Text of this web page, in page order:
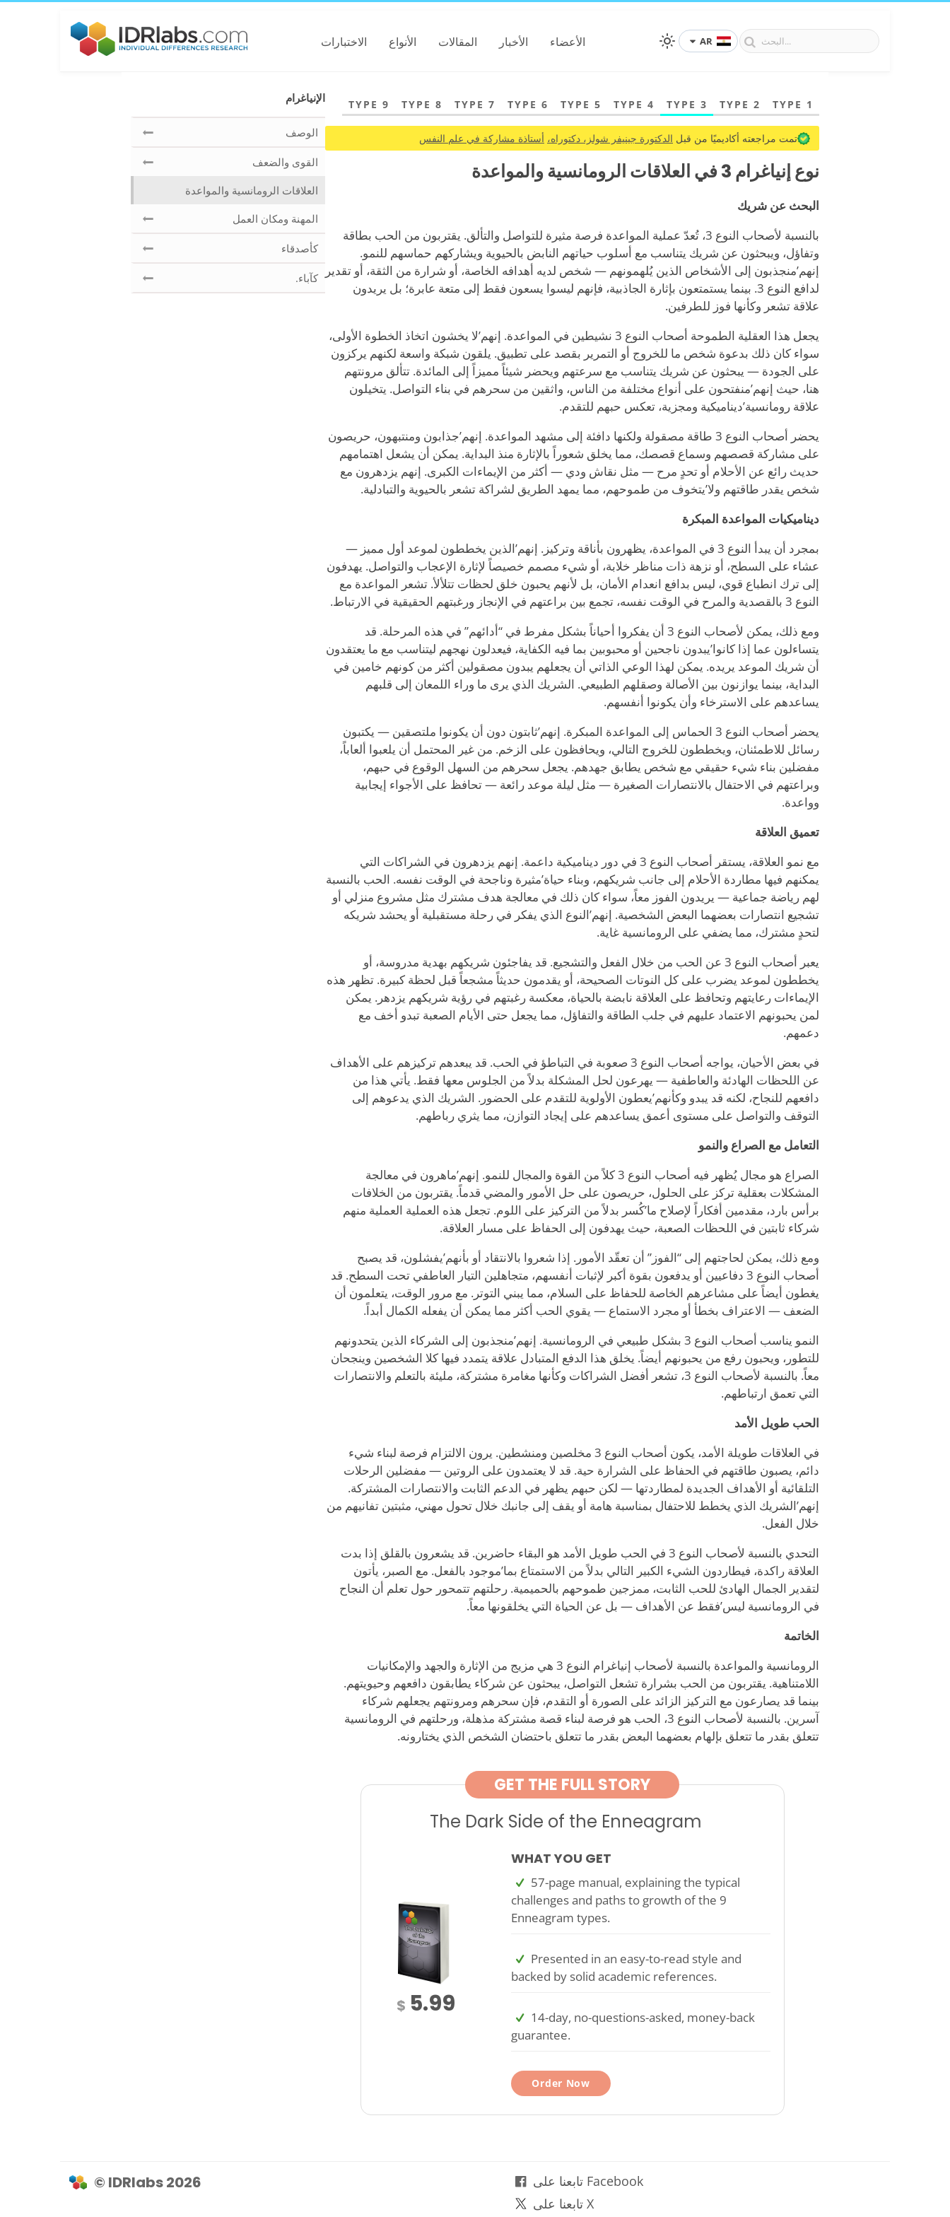
الاختبارات الأنواع المقالات الأخبار الأعضاء AR
الإنياغرام
الوصف
القوى والضعف
العلاقات الرومانسية والمواعدة
المهنة ومكان العمل
كأصدقاء
كآباء.
TYPE 1
TYPE 2
TYPE 3
TYPE 4
TYPE 5
TYPE 6
TYPE 7
TYPE 8
TYPE 9
تمت مراجعته أكاديميًا من قبل الدكتورة جينيفر شولز، دكتوراه، أستاذة مشاركة في علم النفس
نوع إنياغرام 3 في العلاقات الرومانسية والمواعدة
البحث عن شريك
بالنسبة لأصحاب النوع 3، تُعدّ عملية المواعدة فرصة مثيرة للتواصل والتألق. يقتربون من الحب بطاقة
وتفاؤل، ويبحثون عن شريك يتناسب مع أسلوب حياتهم النابض بالحيوية ويشاركهم حماسهم للنمو.
إنهم’منجذبون إلى الأشخاص الذين يُلهمونهم — شخص لديه أهدافه الخاصة، أو شرارة من الثقة، أو تقدير
لدافع النوع 3. بينما يستمتعون بإثارة الجاذبية، فإنهم ليسوا يسعون فقط إلى متعة عابرة؛ بل يريدون
علاقة تشعر وكأنها فوز للطرفين.
يجعل هذا العقلية الطموحة أصحاب النوع 3 نشيطين في المواعدة. إنهم
’لا يخشون اتخاذ الخطوة الأولى،
سواء كان ذلك بدعوة شخص ما للخروج أو التمرير بقصد على تطبيق. يلقون شبكة واسعة لكنهم يركزون
على الجودة — يبحثون عن شريك يتناسب مع سرعتهم ويحضر شيئاً مميزاً إلى المائدة. تتألق مرونتهم
هنا، حيث إنهم’منفتحون على أنواع مختلفة من الناس، واثقين من سحرهم في بناء التواصل. يتخيلون
علاقة رومانسية’ديناميكية ومجزية، تعكس حبهم للتقدم.
يحضر أصحاب النوع 3 طاقة مصقولة ولكنها دافئة إلى مشهد المواعدة. إنهم
’جذابون ومنتبهون، حريصون
على مشاركة قصصهم وسماع قصصك، مما يخلق شعوراً بالإثارة منذ البداية. يمكن أن يشعل اهتمامهم
حديث رائع عن الأحلام أو تحدٍ مرح — مثل نقاش ودي — أكثر من الإيماءات الكبرى. إنهم يزدهرون مع
شخص يقدر طاقتهم ولا’يتخوف من طموحهم، مما يمهد الطريق لشراكة تشعر بالحيوية والتبادلية.
ديناميكيات المواعدة المبكرة
بمجرد أن يبدأ النوع 3 في المواعدة، يظهرون بأناقة وتركيز. إنهم
’الذين يخططون لموعد أول مميز —
عشاء على السطح، أو نزهة ذات مناظر خلابة، أو شيء مصمم خصيصاً لإثارة الإعجاب والتواصل. يهدفون
إلى ترك انطباع قوي، ليس بدافع انعدام الأمان، بل لأنهم يحبون خلق لحظات تتلألأ. تشعر المواعدة مع
النوع 3 بالقصدية والمرح في الوقت نفسه، تجمع بين براعتهم في الإنجاز ورغبتهم الحقيقية في الارتباط.
ومع ذلك، يمكن لأصحاب النوع 3 أن يفكروا أحياناً بشكل مفرط في
“أدائهم” في هذه المرحلة. قد
يتساءلون عما إذا كانوا’يبدون ناجحين أو محبوبين بما فيه الكفاية، فيعدلون نهجهم ليتناسب مع ما يعتقدون
أن شريك الموعد يريده. يمكن لهذا الوعي الذاتي أن يجعلهم يبدون مصقولين أكثر من كونهم خامين في
البداية، بينما يوازنون بين الأصالة وصقلهم الطبيعي. الشريك الذي يرى ما وراء اللمعان إلى قلبهم
يساعدهم على الاسترخاء وأن يكونوا أنفسهم.
يحضر أصحاب النوع 3 الحماس إلى المواعدة المبكرة. إنهم
’ثابتون دون أن يكونوا ملتصقين — يكتبون
رسائل للاطمئنان، ويخططون للخروج التالي، ويحافظون على الزخم. من غير المحتمل أن يلعبوا ألعاباً،
مفضلين بناء شيء حقيقي مع شخص يطابق جهدهم. يجعل سحرهم من السهل الوقوع في حبهم،
وبراعتهم في الاحتفال بالانتصارات الصغيرة — مثل ليلة موعد رائعة — تحافظ على الأجواء إيجابية
وواعدة.
تعميق العلاقة
مع نمو العلاقة، يستقر أصحاب النوع 3 في دور ديناميكية داعمة. إنهم يزدهرون في الشراكات التي
يمكنهم فيها مطاردة الأحلام إلى جانب شريكهم، وبناء حياة’مثيرة وناجحة في الوقت نفسه. الحب بالنسبة
لهم رياضة جماعية — يريدون الفوز معاً، سواء كان ذلك في معالجة هدف مشترك مثل مشروع منزلي أو
تشجيع انتصارات بعضهما البعض الشخصية. إنهم’النوع الذي يفكر في رحلة مستقبلية أو يحشد شريكه
لتحدٍ مشترك، مما يضفي على الرومانسية غاية.
يعبر أصحاب النوع 3 عن الحب من خلال الفعل والتشجيع. قد يفاجئون شريكهم بهدية مدروسة، أو
يخططون لموعد يضرب على كل النوتات الصحيحة، أو يقدمون حديثاً مشجعاً قبل لحظة كبيرة. تظهر هذه
الإيماءات رعايتهم وتحافظ على العلاقة نابضة بالحياة، معكسة رغبتهم في رؤية شريكهم يزدهر. يمكن
لمن يحبونهم الاعتماد عليهم في جلب الطاقة والتفاؤل، مما يجعل حتى الأيام الصعبة تبدو أخف مع
دعمهم.
في بعض الأحيان، يواجه أصحاب النوع 3 صعوبة في التباطؤ في الحب. قد يبعدهم تركيزهم على الأهداف
عن اللحظات الهادئة والعاطفية — يهرعون لحل المشكلة بدلاً من الجلوس معها فقط. يأتي هذا من
دافعهم للنجاح، لكنه قد يبدو وكأنهم’يعطون الأولوية للتقدم على الحضور. الشريك الذي يدعوهم إلى
التوقف والتواصل على مستوى أعمق يساعدهم على إيجاد التوازن، مما يثري رباطهم.
التعامل مع الصراع والنمو
الصراع هو مجال يُظهر فيه أصحاب النوع 3 كلاً من القوة والمجال للنمو. إنهم
’ماهرون في معالجة
المشكلات بعقلية تركز على الحلول، حريصون على حل الأمور والمضي قدماً. يقتربون من الخلافات
برأس بارد، مقدمين أفكاراً لإصلاح ما’كُسر بدلاً من التركيز على اللوم. تجعل هذه العملية العملية منهم
شركاء ثابتين في اللحظات الصعبة، حيث يهدفون إلى الحفاظ على مسار العلاقة.
ومع ذلك، يمكن لحاجتهم إلى “الفوز” أن تعقّد الأمور. إذا شعروا بالانتقاد أو بأنهم’يفشلون، قد يصبح
أصحاب النوع 3 دفاعيين أو يدفعون بقوة أكبر لإثبات أنفسهم، متجاهلين التيار العاطفي تحت السطح. قد
يغطون أيضاً على مشاعرهم الخاصة للحفاظ على السلام، مما يبني التوتر. مع مرور الوقت، يتعلمون أن
الضعف — الاعتراف بخطأ أو مجرد الاستماع — يقوي الحب أكثر مما يمكن أن يفعله الكمال أبداً.
النمو يناسب أصحاب النوع 3 بشكل طبيعي في الرومانسية. إنهم
’منجذبون إلى الشركاء الذين يتحدونهم
للتطور، ويحبون رفع من يحبونهم أيضاً. يخلق هذا الدفع المتبادل علاقة يتمدد فيها كلا الشخصين وينجحان
معاً. بالنسبة لأصحاب النوع 3، تشعر أفضل الشراكات وكأنها مغامرة مشتركة، مليئة بالتعلم والانتصارات
التي تعمق ارتباطهم.
الحب طويل الأمد
في العلاقات طويلة الأمد، يكون أصحاب النوع 3 مخلصين ومنشطين. يرون الالتزام فرصة لبناء شيء
دائم، يصبون طاقتهم في الحفاظ على الشرارة حية. قد لا يعتمدون على الروتين — مفضلين الرحلات
التلقائية أو الأهداف الجديدة لمطاردتها — لكن حبهم يظهر في الدعم الثابت والانتصارات المشتركة.
إنهم’الشريك الذي يخطط للاحتفال بمناسبة هامة أو يقف إلى جانبك خلال تحول مهني، مثبتين تفانيهم من
خلال الفعل.
التحدي بالنسبة لأصحاب النوع 3 في الحب طويل الأمد هو البقاء حاضرين. قد يشعرون بالقلق إذا بدت
العلاقة راكدة، فيطاردون الشيء الكبير التالي بدلاً من الاستمتاع بما’موجود بالفعل. مع الصبر، يأتون
لتقدير الجمال الهادئ للحب الثابت، ممزجين طموحهم بالحميمية. رحلتهم تتمحور حول تعلم أن النجاح
في الرومانسية ليس’فقط عن الأهداف — بل عن الحياة التي يخلقونها معاً.
الخاتمة
الرومانسية والمواعدة بالنسبة لأصحاب إنياغرام النوع 3 هي مزيج من الإثارة والجهد والإمكانيات
اللامتناهية. يقتربون من الحب بشرارة تشعل التواصل، يبحثون عن شركاء يطابقون دافعهم وحيويتهم.
بينما قد يصارعون مع التركيز الزائد على الصورة أو التقدم، فإن سحرهم ومرونتهم يجعلهم شركاء
آسرين. بالنسبة لأصحاب النوع 3، الحب هو فرصة لبناء قصة مشتركة مذهلة، ورحلتهم في الرومانسية
تتعلق بقدر ما تتعلق بإلهام بعضهما البعض بقدر ما تتعلق باحتضان الشخص الذي يختارونه.
GET THE FULL STORY
The Dark Side of the Enneagram
$ 5.99
WHAT YOU GET
57-page manual, explaining the typical
challenges and paths to growth of the 9
Enneagram types.
Presented in an easy-to-read style and
backed by solid academic references.
14-day, no-questions-asked, money-back
guarantee.
Order Now
© IDRlabs 2026
تابعنا على Facebook
تابعنا على X